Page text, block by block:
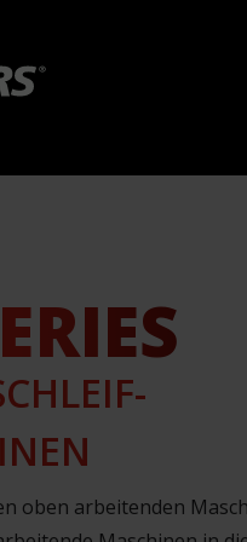
oben arbeitenden